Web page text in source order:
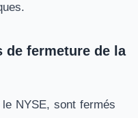
fermeture de la
NYSE, sont fermés